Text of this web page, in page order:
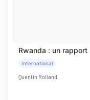
Rwanda : un
International
Quentin Rolland